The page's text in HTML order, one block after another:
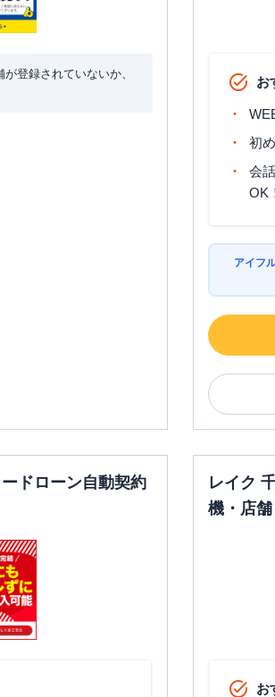
登録されていないか、
お
初
会
OK
アイフ
ドローン自動契約
レイク
機・店
お